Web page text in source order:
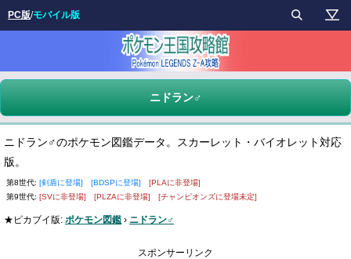
ニドラン♂
ニドラン♂のポケモン図鑑データ。スカーレット・バイオレット対応
版。
第8世代: [剣盾に登場] [BDSPに登場]
[PLAに非登場]
第9世代: [SVに非登場] [PLZAに非登場] [チャンピオンズに登場未定]
★ピカブイ版: ポケモン図鑑 › ニドラン♂
スポンサーリンク
PC版/モバイル版